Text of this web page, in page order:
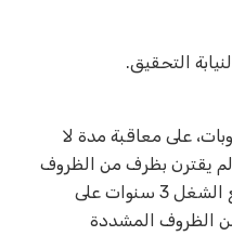
التحقيق.
العقوبات، على معاقبة مدة لا
لم يقترن بظرف من الظروف
المشددة. كما يعاقب بالحبس مع الشغل 3 سنوات على
الظروف المشددة